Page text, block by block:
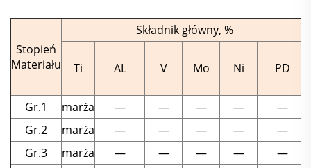
Stopień
Materiału
Składnik główny, %
Ti AL V Mo Ni PD
Gr.1 marża — — — — —
Gr.2
marża — — — — —
Gr.3
marża — — — — —